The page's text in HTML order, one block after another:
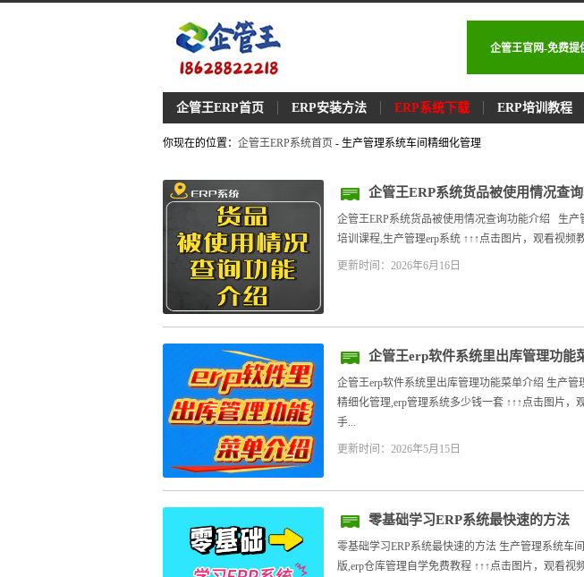
企管王官网-免费提
企管王ERP首页 ERP安装方法 ERP系统下载 ERP培训教程
你现在的位置： 企管王ERP系统首页 - 生产管理系统车间精细化管理
企管王ERP系统货品被使用情况查
企管王ERP系统货品被使用情况查询功能介绍 生产
培训课程,生产管理erp系统 ↑↑↑点击图片，观看视频
更新时间：2026年6月16日
企管王erp软件系统里出库管理功能
企管王erp软件系统里出库管理功能菜单介绍 生产管
精细化管理,erp管理系统多少钱一套 ↑↑↑点击图片
手...
更新时间：2026年5月15日
零基础学习ERP系统最快速的方法
零基础学习ERP系统最快速的方法 生产管理系统车
版,erp仓库管理自学免费教程 ↑↑↑点击图片，观看